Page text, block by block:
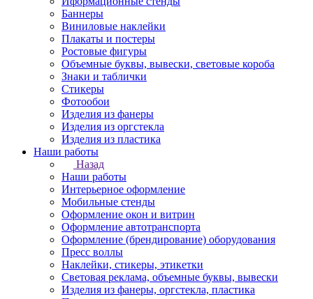
Баннеры
Виниловые наклейки
Плакаты и постеры
Ростовые фигуры
Объемные буквы, вывески, световые короба
Знаки и таблички
Стикеры
Фотообои
Изделия из фанеры
Изделия из оргстекла
Изделия из пластика
Наши работы
Назад
Наши работы
Интерьерное оформление
Мобильные стенды
Оформление окон и витрин
Оформление автотранспорта
Оформление (брендирование) оборудования
Пресс воллы
Наклейки, стикеры, этикетки
Световая реклама, объемные буквы, вывески
Изделия из фанеры, оргстекла, пластика